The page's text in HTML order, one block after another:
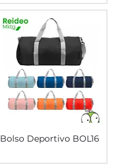
Bolso Deportivo BOL16